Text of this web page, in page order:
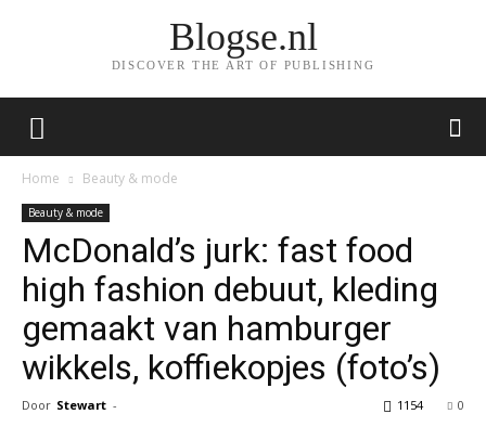
Blogse.nl
DISCOVER THE ART OF PUBLISHING
Home Beauty & mode
Beauty & mode
McDonald’s jurk: fast food
high fashion debuut, kleding
gemaakt van hamburger
wikkels, koffiekopjes (foto’s)
Door Stewart - 0
1154